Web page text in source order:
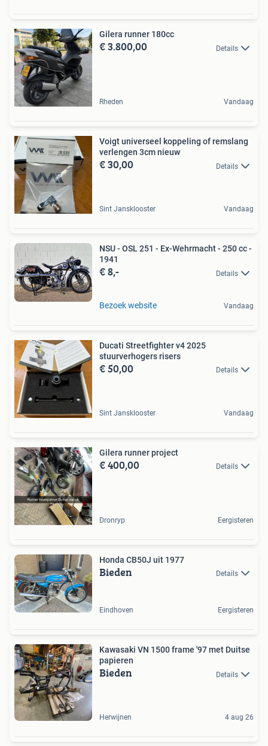
Gilera runner 180cc
€ 3.800,00 Details
Rheden Vandaag
Voigt universeel koppeling of remslang
verlengen 3cm nieuw
€ 30,00 Details
Sint Jansklooster Vandaag
NSU - OSL 251 - Ex-Wehrmacht - 250 cc -
1941
€ 8,- Details
Bezoek website Vandaag
Ducati Streetfighter v4 2025
stuurverhogers risers
€ 50,00 Details
Sint Jansklooster Vandaag
Gilera runner project
€ 400,00 Details
Dronryp Eergisteren
Honda CB50J uit 1977
Bieden Details
Eindhoven Eergisteren
Kawasaki VN 1500 frame '97 met Duitse
papieren
Bieden Details
Herwijnen 4 aug 26